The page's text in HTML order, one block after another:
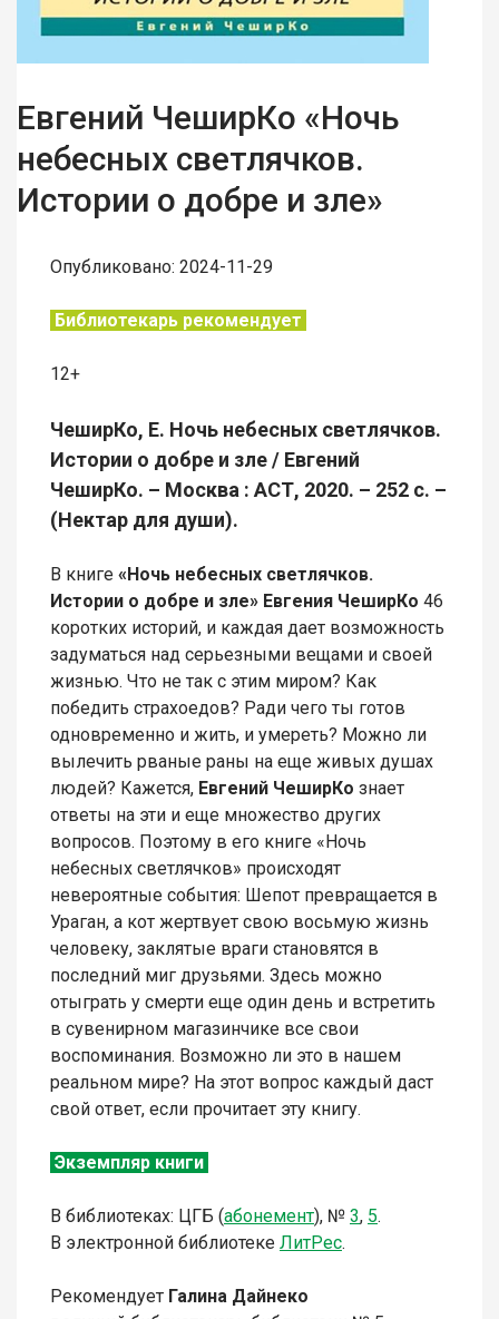
Евгений ЧеширКо «Ночь
небесных светлячков.
Истории о добре и зле»
Опубликовано: 2024-11-29
Библиотекарь рекомендует
12+
ЧеширКо, Е. Ночь небесных светлячков.
Истории о добре и зле / Евгений
ЧеширКо. – Москва : АСТ, 2020. – 252 с. –
(Нектар для души).
В книге «Ночь небесных светлячков.
Истории о добре и зле» Евгения ЧеширКо 46
коротких историй, и каждая дает возможность
задуматься над серьезными вещами и своей
жизнью. Что не так с этим миром? Как
победить страхоедов? Ради чего ты готов
одновременно и жить, и умереть? Можно ли
вылечить рваные раны на еще живых душах
людей? Кажется, Евгений ЧеширКо знает
ответы на эти и еще множество других
вопросов. Поэтому в его книге «Ночь
небесных светлячков» происходят
невероятные события: Шепот превращается в
Ураган, а кот жертвует свою восьмую жизнь
человеку, заклятые враги становятся в
последний миг друзьями. Здесь можно
отыграть у смерти еще один день и встретить
в сувенирном магазинчике все свои
воспоминания. Возможно ли это в нашем
реальном мире? На этот вопрос каждый даст
свой ответ, если прочитает эту книгу.
Экземпляр книги
В библиотеках: ЦГБ (абонемент), № 3, 5.
В электронной библиотеке Л итРес.
Рекомендует Галина Дайнеко